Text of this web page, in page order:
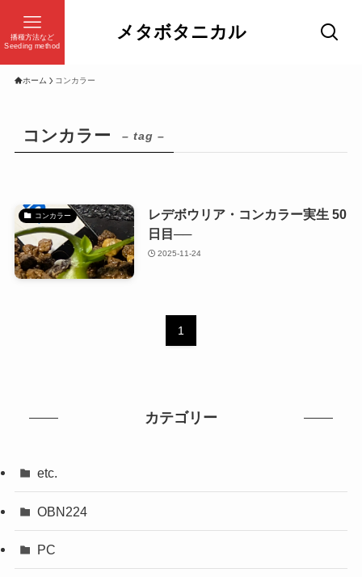
メタボタニカル
播種方法など
Seeding method
ホーム コンカラー
コンカラー – tag –
コンカラー
レデボウリア・コンカラー実生 50
日目──
2025-11-24
1
カテゴリー
etc.
OBN224
PC